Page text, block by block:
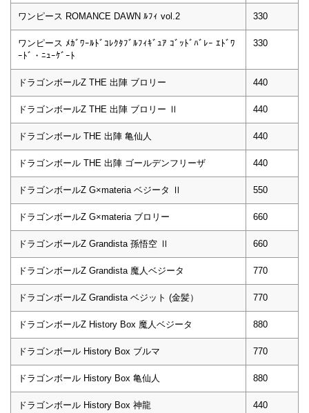
ワンピース ROMANCE DAWN ﾙﾌｨ vol.2 330
ワンピース ﾒｶﾞﾜｰﾙﾄﾞｺﾚｸﾀﾌﾞﾙﾌｨｷﾞｭｱ ｺﾞｯﾄﾞﾊﾞﾚｰ ｴﾄﾞﾜ
ｰﾄﾞ・ﾆｭｰｹﾞｰﾄ
330
ドラゴンボールZ THE 出陣 ブロリー 440
ドラゴンボールZ THE 出陣 ブロリー Ⅱ 440
ドラゴンボール THE 出陣 亀仙人 440
ドラゴンボール THE 出陣 ゴールデンフリーザ 440
ドラゴンボールZ G×materia ベジータ Ⅱ 550
ドラゴンボールZ G×materia ブロリー 660
ドラゴンボールZ Grandista 孫悟空 Ⅱ 660
ドラゴンボールZ Grandista 魔人ベジータ 770
ドラゴンボールZ Grandista ベジット (金髪） 770
ドラゴンボールZ History Box 魔人ベジータ 880
ドラゴンボール History Box ブルマ 770
ドラゴンボール History Box 亀仙人 880
ドラゴンボール History Box 神龍 440